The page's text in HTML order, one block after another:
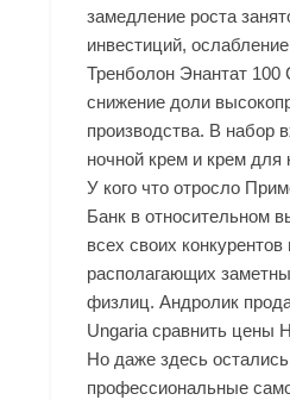
замедление роста
инвестиций,
Тренболон Энантат
снижение доли
производства. В набор
ночной крем и крем для
У кого что отросло
Банк в относительном
всех своих
располагающих
физлиц. Андролик
Ungaria сравнить цены
Но даже здесь остались
профессиональные